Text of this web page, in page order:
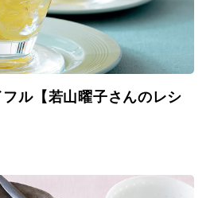
ル【若山曜子さんのレシ